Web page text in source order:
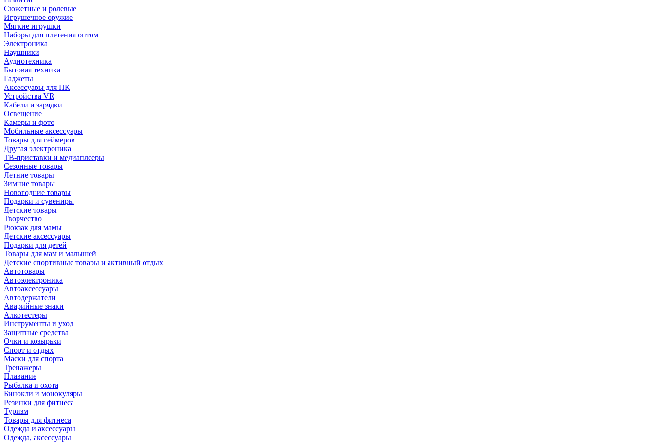
Сюжетные и ролевые
Игрушечное оружие
Мягкие игрушки
Наборы для плетения оптом
Электроника
Наушники
Аудиотехника
Бытовая техника
Гаджеты
Аксессуары для ПК
Устройства VR
Кабели и зарядки
Освещение
Камеры и фото
Мобильные аксессуары
Товары для геймеров
Другая электроника
ТВ-приставки и медиаплееры
Сезонные товары
Летние товары
Зимние товары
Новогодние товары
Подарки и сувениры
Детские товары
Творчество
Рюкзак для мамы
Детские аксессуары
Подарки для детей
Товары для мам и малышей
Детские спортивные товары и активный отдых
Автотовары
Автоэлектроника
Автоаксессуары
Автодержатели
Аварийные знаки
Алкотестеры
Инструменты и уход
Защитные средства
Очки и козырьки
Спорт и отдых
Маски для спорта
Тренажеры
Плавание
Рыбалка и охота
Бинокли и монокуляры
Резинки для фитнеса
Туризм
Товары для фитнеса
Одежда и аксессуары
Одежда, аксессуары